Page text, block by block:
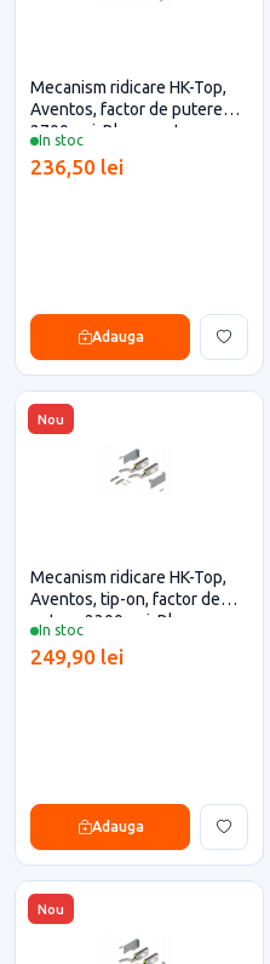
In stoc
Mecanism ridicare HK-Top,
Aventos, factor de putere
2700, gri, Blum pentru casa
236,50 lei
Adauga
Nou
In stoc
Mecanism ridicare HK-Top,
Aventos, tip-on, factor de
putere 2300, gri, Blum
eficiente
249,90 lei
Adauga
Nou